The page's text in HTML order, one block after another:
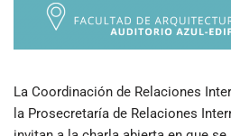
La Coordinación de Relaciones
la Prosecretaría de Relaciones